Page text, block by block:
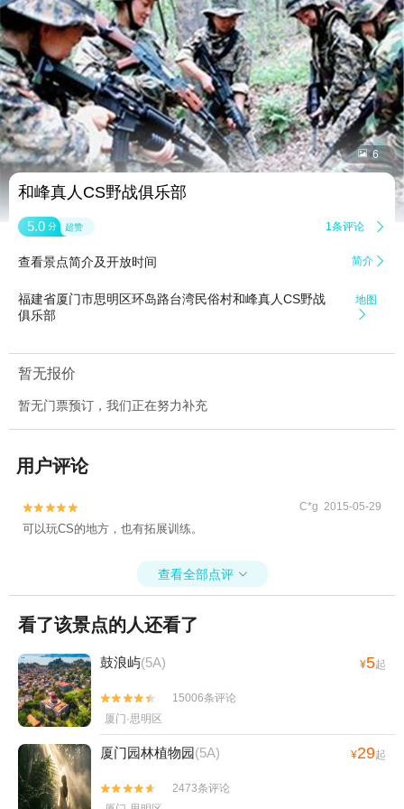
 6
和峰真人CS野战俱乐部
5.0 分 超赞 1条评论 
查看景点简介及开放时间 简介 
福建省厦门市思明区环岛路台湾民俗村和峰真人CS野战
俱乐部
地图

暂无报价
暂无门票预订，我们正在努力补充
用户评论

 C*g 2015-05-29
可以玩CS的地方，也有拓展训练。
查看全部点评 
看了该景点的人还看了
鼓浪屿(5A) ¥5起


15006条评论
厦门·思明区
厦门园林植物园(5A) ¥29起


2473条评论
